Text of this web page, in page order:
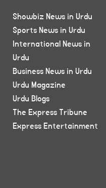
Showbiz News in Urdu
Sports News in Urdu
International News in
Urdu
Business News in Urdu
Urdu Magazine
Urdu Blogs
The Express Tribune
Express Entertainment